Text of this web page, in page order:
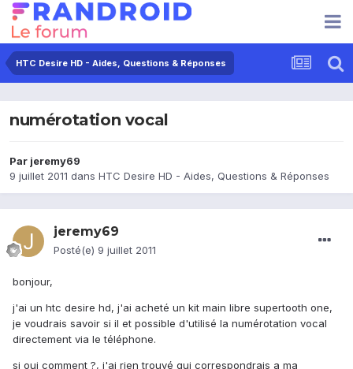
HTC Desire HD - Aides, Questions & Réponses
numérotation vocal
Par jeremy69
9 juillet 2011 dans HTC Desire HD - Aides, Questions & Réponses
jeremy69
Posté(e) 9 juillet 2011
bonjour,
j'ai un htc desire hd, j'ai acheté un kit main libre supertooth one,
je voudrais savoir si il et possible d'utilisé la numérotation vocal
directement via le téléphone.
si oui comment ?, j'ai rien trouvé qui correspondrais a ma